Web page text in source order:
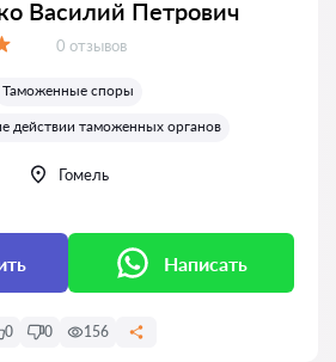
Василий Петрович
Отзывов:
0 отзывов
Таможенные споры
действии таможенных органов
Гомель
Написать
0 0 156